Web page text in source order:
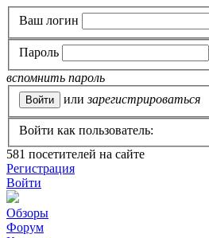
Ваш логин
Пароль
вспомнить пароль
или зарегистрироваться
Войти как пользователь:
581 посетителей на сайте
Регистрация
Войти
Обзоры
Форум